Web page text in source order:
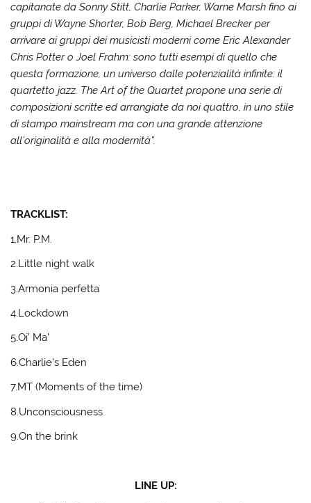
capitanate da Sonny Stitt, Charlie Parker, Warne Marsh fino ai
gruppi di Wayne Shorter, Bob Berg, Michael Brecker per
arrivare ai gruppi dei musicisti moderni come Eric Alexander
Chris Potter o Joel Frahm: sono tutti esempi di quello che
questa formazione, un universo dalle potenzialità infinite: il
quartetto jazz. The Art of the Quartet propone una serie di
composizioni scritte ed arrangiate da noi quattro, in uno stile
di stampo mainstream ma con una grande attenzione
all’originalità e alla modernità”.
TRACKLIST:
1.Mr. P.M.
2.Little night walk
3.Armonia perfetta
4.Lockdown
5.Oi’ Ma’
6.Charlie’s Eden
7.MT (Moments of the time)
8.Unconsciousness
9.On the brink
LINE UP: